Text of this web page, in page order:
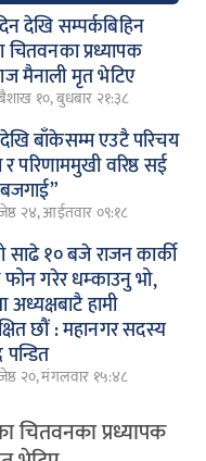
देखि सम्पर्कबिहिन
प्रध्यापक
मैनाली मृत भेटिए
१०, बुधबार २१:३८
बाँकेसम्म एउटै परिचय
परिणाममुखी वरिष्ठ सई
२४, आईतवार ०९:१८
साढे १० बजे राजन कार्की
गरेर धम्काउनु भो,
अध्यक्षबाटै हामी
छौं : महानगर सदस्य
पन्डित
२०, मंगलवार १५:४८
चितवनका प्रध्यापक